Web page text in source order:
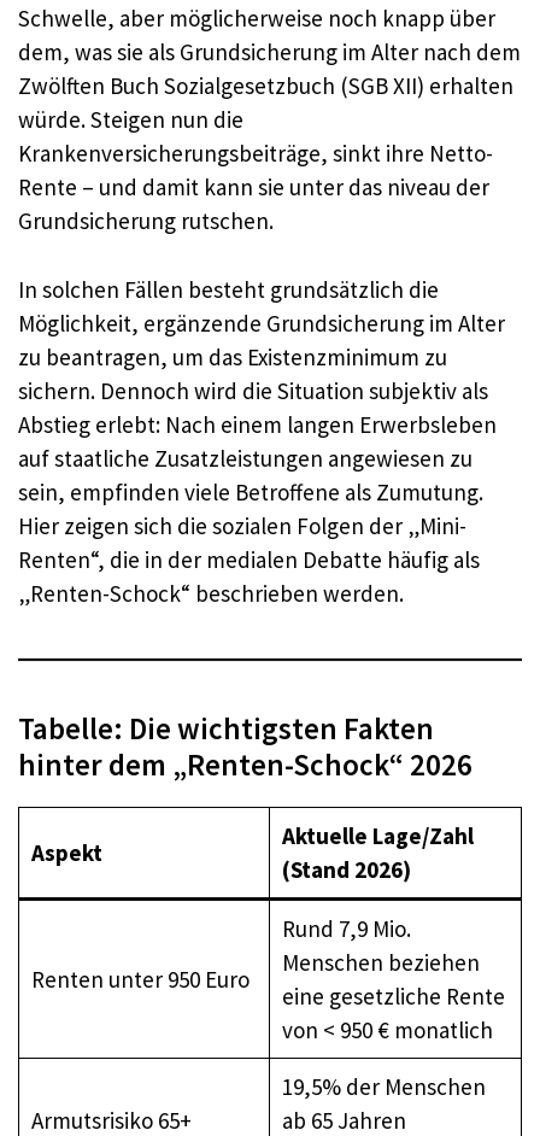
Schwelle, aber möglicherweise noch knapp über
dem, was sie als Grundsicherung im Alter nach dem
Zwölften Buch Sozialgesetzbuch (SGB XII) erhalten
würde. Steigen nun die
Krankenversicherungsbeiträge, sinkt ihre Netto-
Rente – und damit kann sie unter das niveau der
Grundsicherung rutschen.
In solchen Fällen besteht grundsätzlich die
Möglichkeit, ergänzende Grundsicherung im Alter
zu beantragen, um das Existenzminimum zu
sichern. Dennoch wird die Situation subjektiv als
Abstieg erlebt: Nach einem langen Erwerbsleben
auf staatliche Zusatzleistungen angewiesen zu
sein, empfinden viele Betroffene als Zumutung.
Hier zeigen sich die sozialen Folgen der „Mini-
Renten“, die in der medialen Debatte häufig als
„Renten-Schock“ beschrieben werden.
Tabelle: Die wichtigsten Fakten
hinter dem „Renten-Schock“ 2026
Aspekt
Aktuelle Lage/Zahl
(Stand 2026)
Renten unter 950 Euro
Rund 7,9 Mio.
Menschen beziehen
eine gesetzliche Rente
von < 950 € monatlich
Armutsrisiko 65+
19,5% der Menschen
ab 65 Jahren